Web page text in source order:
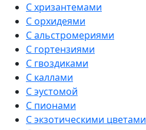
С хризантемами
С орхидеями
С альстромериями
С гортензиями
С гвоздиками
С каллами
С эустомой
С пионами
С экзотическими цветами